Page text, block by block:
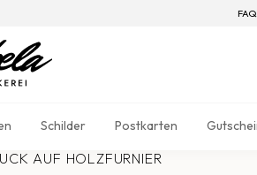
FAQ
Schilder Postkarten
AUF HOLZFURNIER